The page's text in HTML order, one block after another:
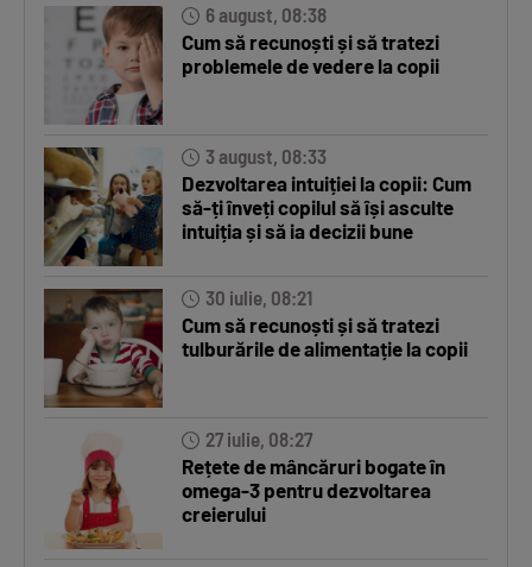
6 august, 08:38
Cum să recunoști și să tratezi
problemele de vedere la copii
3 august, 08:33
Dezvoltarea intuiției la copii: Cum
să-ți înveți copilul să își asculte
intuiția și să ia decizii bune
30 iulie, 08:21
Cum să recunoști și să tratezi
tulburările de alimentație la copii
27 iulie, 08:27
Rețete de mâncăruri bogate în
omega-3 pentru dezvoltarea
creierului